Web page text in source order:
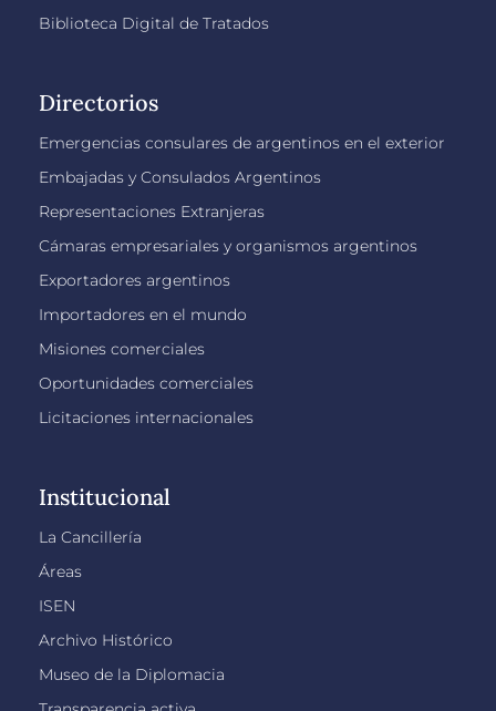
Biblioteca Digital de Tratados
Directorios
Emergencias consulares de argentinos en el exterior
Embajadas y Consulados Argentinos
Representaciones Extranjeras
Cámaras empresariales y organismos argentinos
Exportadores argentinos
Importadores en el mundo
Misiones comerciales
Oportunidades comerciales
Licitaciones internacionales
Institucional
La Cancillería
Áreas
ISEN
Archivo Histórico
Museo de la Diplomacia